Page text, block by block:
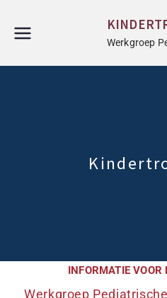
Werkgroep
INFORMATIE VOOR
Werkgroep